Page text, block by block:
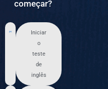
começar?
Iniciar
o
teste
de
inglês